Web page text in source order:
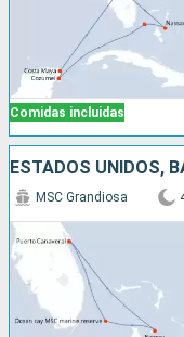
Comidas incluidas
ESTADOS UNIDOS,
MSC Grandiosa